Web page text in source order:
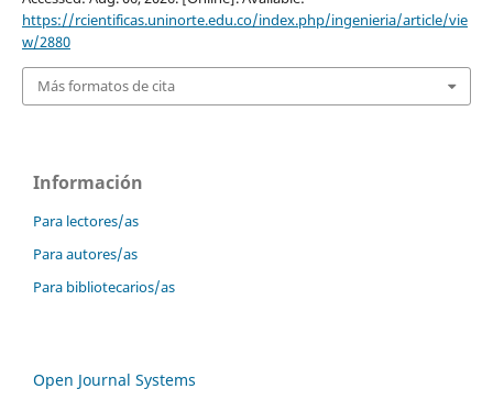
https://rcientificas.uninorte.edu.co/index.php/ingenieria/article/vie
w/2880
Más formatos de cita
Información
Para lectores/as
Para autores/as
Para bibliotecarios/as
Open Journal Systems